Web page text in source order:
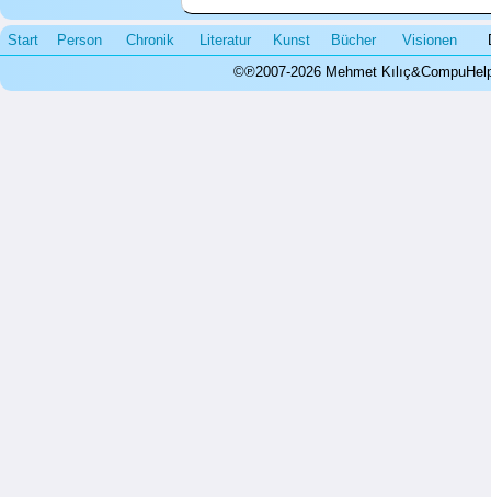
Start Person Chronik Literatur Kunst Bücher Visionen
©℗2007-2026 Mehmet